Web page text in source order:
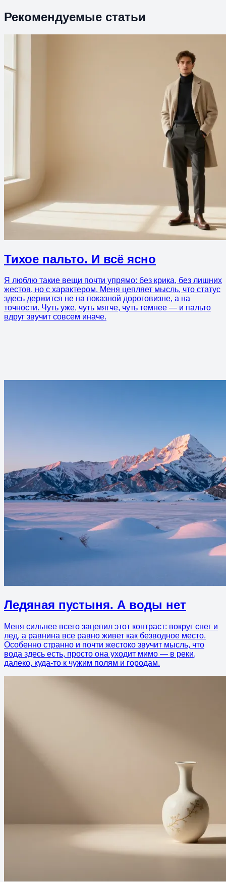
Рекомендуемые статьи
Тихое пальто. И всё ясно
Я люблю такие вещи почти упрямо: без крика, без лишних
жестов, но с характером. Меня цепляет мысль, что статус
здесь держится не на показной дороговизне, а на
точности. Чуть уже, чуть мягче, чуть темнее — и пальто
вдруг звучит совсем иначе.
Ледяная пустыня. А воды нет
Меня сильнее всего зацепил этот контраст: вокруг снег и
лед, а равнина все равно живет как безводное место.
Особенно странно и почти жестоко звучит мысль, что
вода здесь есть, просто она уходит мимо — в реки,
далеко, куда-то к чужим полям и городам.